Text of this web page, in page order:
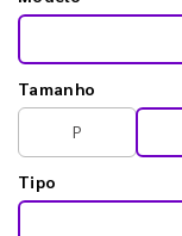
Tamanho
P
Tipo